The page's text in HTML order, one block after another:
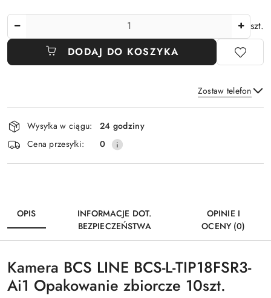
szt.
DODAJ DO KOSZYKA
Zostaw telefon
Wyślij
Dostępność
i
dostawa
Wysyłka w ciągu:
24 godziny
Cena przesyłki:
0
OPIS
INFORMACJE DOT.
BEZPIECZEŃSTWA
OPINIE I
OCENY (0)
Kamera BCS LINE BCS-L-TIP18FSR3-
Ai1 Opakowanie zbiorcze 10szt.